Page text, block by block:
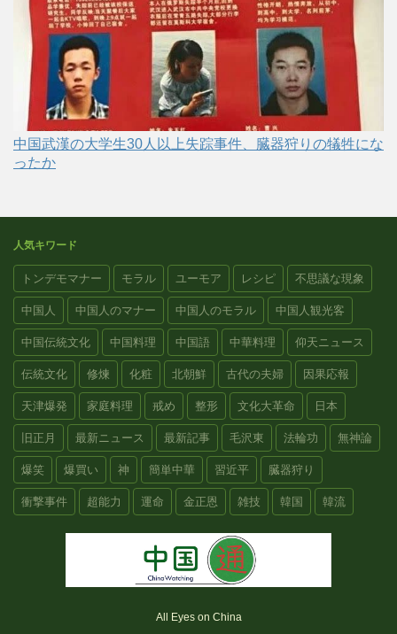
中国武漢の大学生30人以上失踪事件、臓器狩りの犠牲にな
ったか
人気キワード
トンデモマナー モラル ユーモア レシピ 不思議な現象
中国人 中国人のマナー 中国人のモラル 中国人観光客
中国伝統文化 中国料理 中国語 中華料理 仰天ニュース
伝統文化 修煉 化粧 北朝鮮 古代の夫婦 因果応報
天津爆発 家庭料理 戒め 整形 文化大革命 日本
旧正月 最新ニュース 最新記事 毛沢東 法輪功 無神論
爆笑 爆買い 神 簡単中華 習近平 臓器狩り
衝撃事件 超能力 運命 金正恩 雑技 韓国 韓流
All Eyes on China